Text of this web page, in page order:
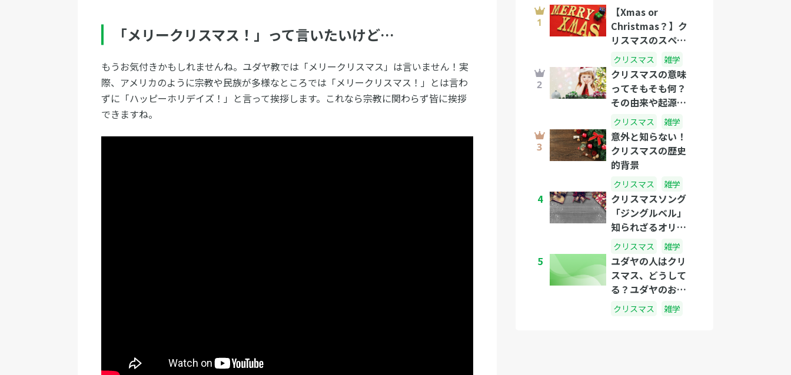
「メリークリスマス！」って言いたいけど…
もうお気付きかもしれませんね。ユダヤ教では「メリークリスマス」は言いません！実
際、アメリカのように宗教や民族が多様なところでは「メリークリスマス！」とは言わ
ずに「ハッピーホリデイズ！」と言って挨拶します。これなら宗教に関わらず皆に挨拶
できますね。
【Xmas or
Christmas？】ク
リスマスのスペル
の不思議
クリスマス 雑学
クリスマスの意味
ってそもそも何？
その由来や起源を
徹底解説！
クリスマス 雑学
意外と知らない！
クリスマスの歴史
的背景
クリスマス 雑学
4
クリスマスソング
「ジングルベル」
知られざるオリジ
ナルの歌詞とは？
クリスマス 雑学
5
ユダヤの人はクリ
スマス、どうして
る？ユダヤのお祭
り「ハヌカ」に迫
る！
クリスマス 雑学